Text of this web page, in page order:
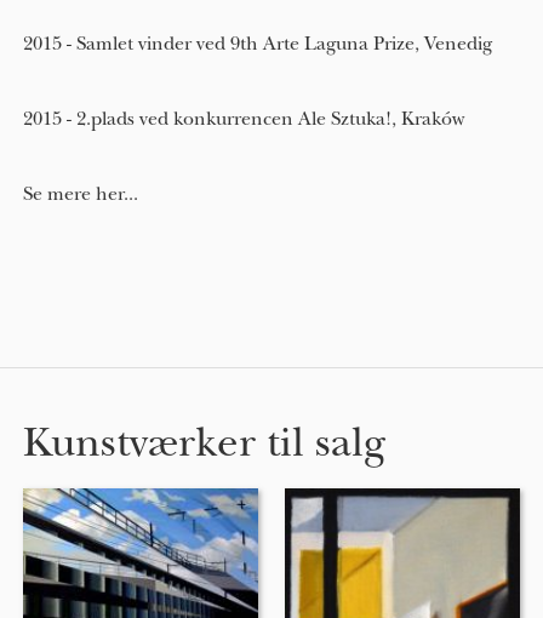
2015 - Samlet vinder ved 9th Arte Laguna Prize, Venedig
2015 - 2.plads ved konkurrencen Ale Sztuka!, Kraków
Se mere her...
Kunstværker til salg